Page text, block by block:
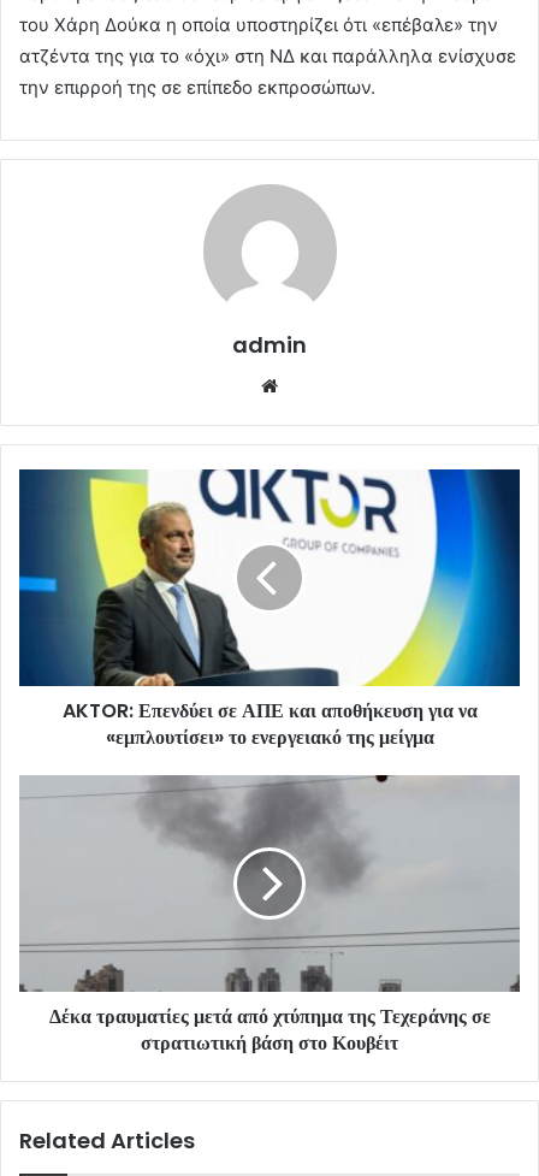
του Χάρη Δούκα η οποία υποστηρίζει ότι «επέβαλε» την
ατζέντα της για το «όχι» στη ΝΔ και παράλληλα ενίσχυσε
την επιρροή της σε επίπεδο εκπροσώπων.
admin
AKTOR: Επενδύει σε ΑΠΕ και αποθήκευση για να
«εμπλουτίσει» το ενεργειακό της μείγμα
Δέκα τραυματίες μετά από χτύπημα της Τεχεράνης σε
στρατιωτική βάση στο Κουβέιτ
Related Articles